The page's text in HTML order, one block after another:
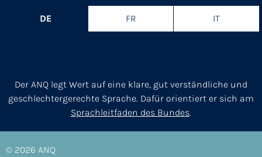
DE FR IT
Der ANQ legt Wert auf eine klare, gut verständliche und
geschlechtergerechte Sprache. Dafür orientiert er sich am
Sprachleitfaden des Bundes.
© 2026 ANQ